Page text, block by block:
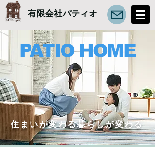
有限会社パティオ
PATIO HOME
住まいが変わる暮らしが変わる